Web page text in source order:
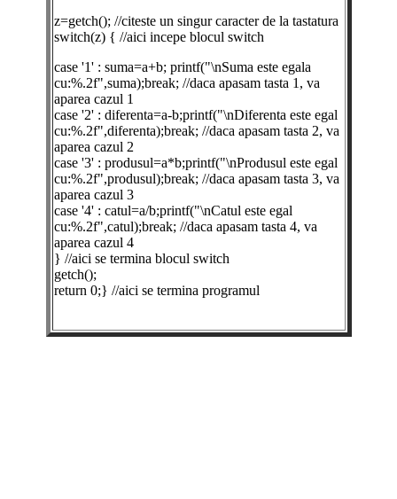
z=getch(); //citeste un singur caracter de la tastatura
switch(z) { //aici incepe blocul switch
case '1' : suma=a+b; printf("\nSuma este egala
cu:%.2f",suma);break; //daca apasam tasta 1, va
aparea cazul 1
case '2' : diferenta=a-b;printf("\nDiferenta este egal
cu:%.2f",diferenta);break; //daca apasam tasta 2, va
aparea cazul 2
case '3' : produsul=a*b;printf("\nProdusul este egal
cu:%.2f",produsul);break; //daca apasam tasta 3, va
aparea cazul 3
case '4' : catul=a/b;printf("\nCatul este egal
cu:%.2f",catul);break; //daca apasam tasta 4, va
aparea cazul 4
} //aici se termina blocul switch
getch();
return 0;} //aici se termina programul